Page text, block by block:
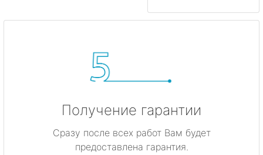
Получение гарантии
Сразу после всех работ Вам будет
предоставлена гарантия.